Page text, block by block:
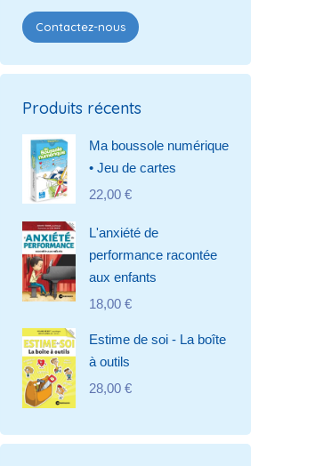
Contactez-nous
Produits récents
Ma boussole numérique
• Jeu de cartes
22,00 €
L'anxiété de
performance racontée
aux enfants
18,00 €
Estime de soi - La boîte
à outils
28,00 €